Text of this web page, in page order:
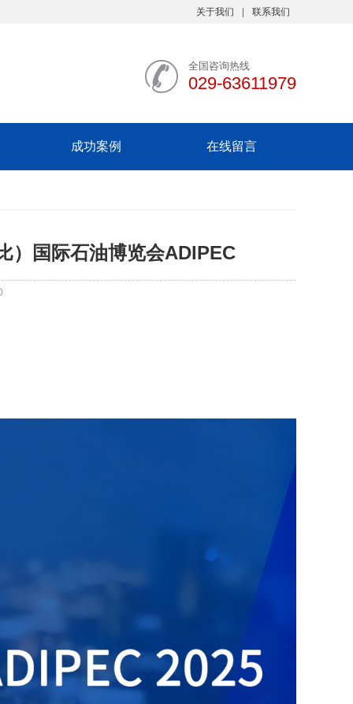
关于我们 联系我们
全国咨询热线
029-63611979
成功案例 在线留言
）国际石油博览会ADIPEC